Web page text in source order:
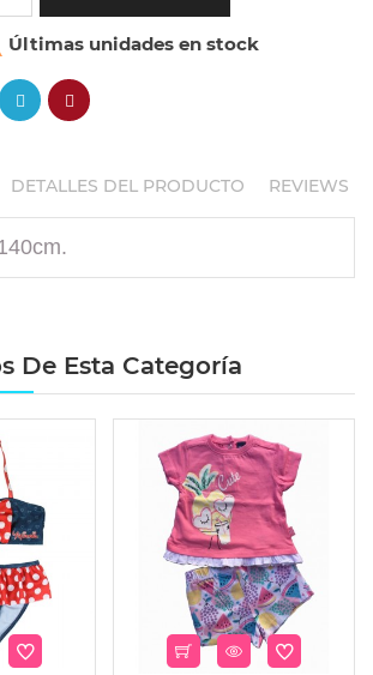
Últimas unidades en stock
DETALLES DEL PRODUCTO REVIEWS
De Esta Categoría